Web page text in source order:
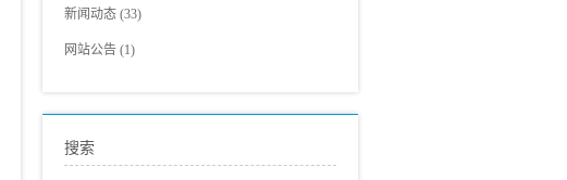
蓝爵观点 (326)
seo新闻(293)
外贸SEO(150)
网络营销
网站建设案例
seo案例展示(2)
新闻动态 (33)
网站公告 (1)
搜索